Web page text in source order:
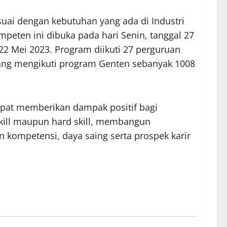
dengan kebutuhan yang ada di Industri
ini dibuka pada hari Senin, tanggal 27
Mei 2023. Program diikuti 27 perguruan
mengikuti program Genten sebanyak 1008
memberikan dampak positif bagi
maupun hard skill, membangun
daya saing serta prospek karir